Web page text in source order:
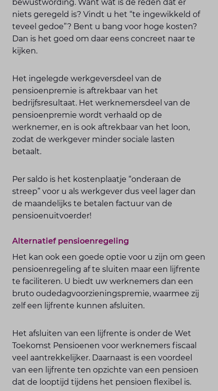
bewustwording. Want wat is de reden dat er
niets geregeld is? Vindt u het “te ingewikkeld of
teveel gedoe”? Bent u bang voor hoge kosten?
Dan is het goed om daar eens concreet naar te
kijken.
Het ingelegde werkgeversdeel van de
pensioenpremie is aftrekbaar van het
bedrijfsresultaat. Het werknemersdeel van de
pensioenpremie wordt verhaald op de
werknemer, en is ook aftrekbaar van het loon,
zodat de werkgever minder sociale lasten
betaalt.
Per saldo is het kostenplaatje “onderaan de
streep” voor u als werkgever dus veel lager dan
de maandelijks te betalen factuur van de
pensioenuitvoerder!
Alternatief pensioenregeling
Het kan ook een goede optie voor u zijn om geen
pensioenregeling af te sluiten maar een lijfrente
te faciliteren. U biedt uw werknemers dan een
bruto oudedagvoorzieningspremie, waarmee zij
zelf een lijfrente kunnen afsluiten.
Het afsluiten van een lijfrente is onder de Wet
Toekomst Pensioenen voor werknemers fiscaal
veel aantrekkelijker. Daarnaast is een voordeel
van een lijfrente ten opzichte van een pensioen
dat de looptijd tijdens het pensioen flexibel is.